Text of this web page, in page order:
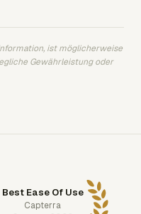
ist möglicherweise
Gewährleistung oder
Best Ease Of Use
Capterra